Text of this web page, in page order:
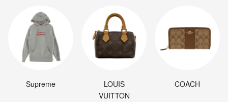
Supreme
LOUIS
VUITTON
COACH